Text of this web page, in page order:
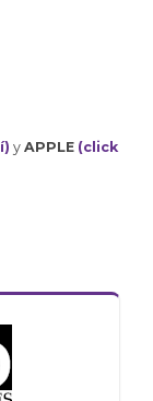
y APPLE (click